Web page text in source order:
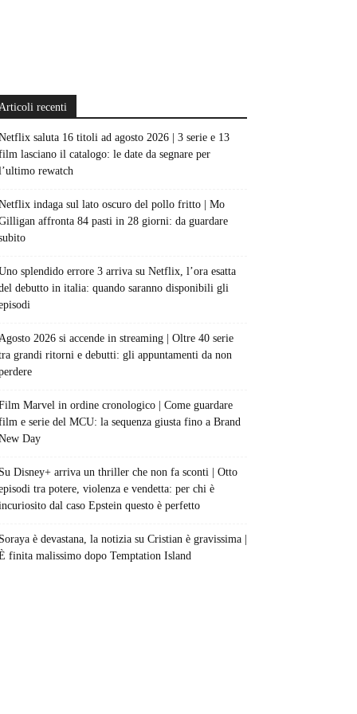
recenti
saluta 16 titoli ad agosto 2026 | 3 serie e 13
lasciano il catalogo: le date da segnare per
rewatch
indaga sul lato oscuro del pollo fritto | Mo
affronta 84 pasti in 28 giorni: da guardare
splendido errore 3 arriva su Netflix, l’ora esatta
debutto in italia: quando saranno disponibili gli
2026 si accende in streaming | Oltre 40 serie
grandi ritorni e debutti: gli appuntamenti da non
Marvel in ordine cronologico | Come guardare
e serie del MCU: la sequenza giusta fino a Brand
Day
Su Disney+ arriva un thriller che non fa sconti | Otto
tra potere, violenza e vendetta: per chi è
dal caso Epstein questo è perfetto
Soraya è devastana, la notizia su Cristian è gravissima |
finita malissimo dopo Temptation Island